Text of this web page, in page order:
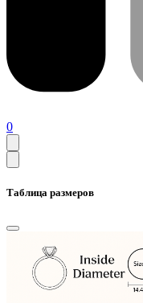
0
Таблица размеров